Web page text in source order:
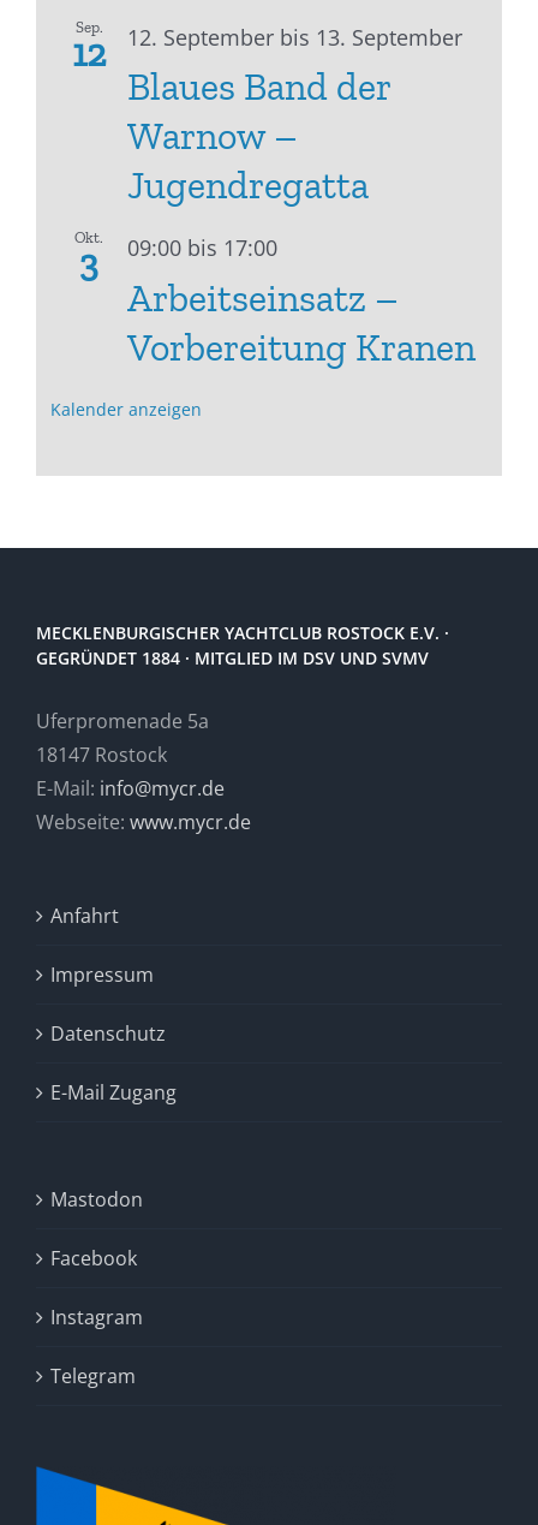
Sep.
12 12. September bis 13. September
Blaues Band der
Warnow –
Jugendregatta
Okt.
3 09:00 bis 17:00
Arbeitseinsatz –
Vorbereitung Kranen
Kalender anzeigen
MECKLENBURGISCHER YACHTCLUB ROSTOCK E.V. ·
GEGRÜNDET 1884 · MITGLIED IM DSV UND SVMV
Uferpromenade 5a
18147 Rostock
E-Mail: info@mycr.de
Webseite: www.mycr.de
Anfahrt
Impressum
Datenschutz
E-Mail Zugang
Mastodon
Facebook
Instagram
Telegram